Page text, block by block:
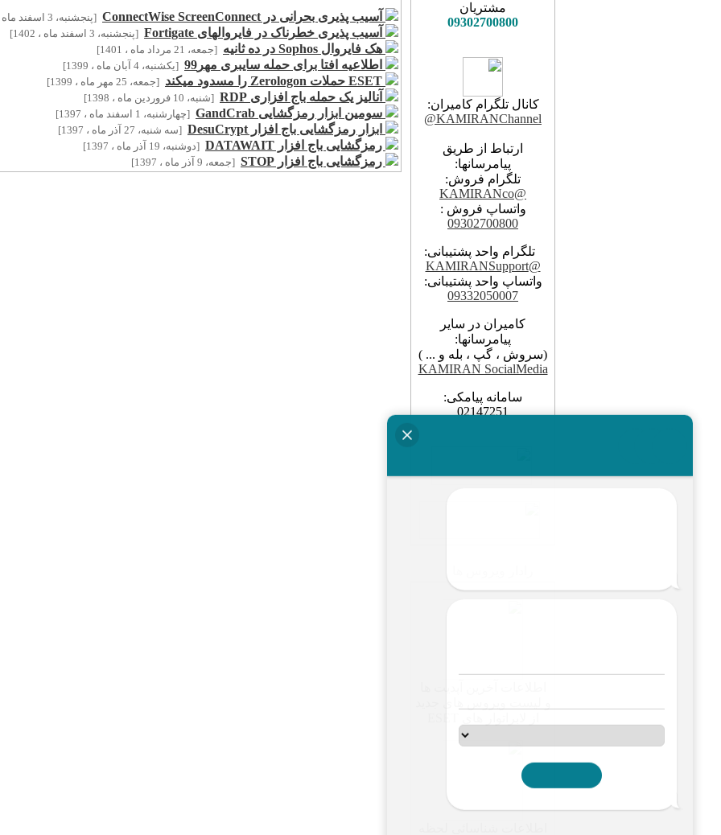
مشتریان
09302700800
کانال تلگرام کامیران:
KAMIRANChannel
@
ارتباط از طریق
پیامرسانها:
تلگرام فروش:
@KAMIRANco
واتساپ فروش :
09302700800
تلگرام واحد پشتیبانی:
@KAMIRANSupport
واتساپ واحد پشتیبانی:
09332050007
کامیران در سایر
پیامرسانها:
(سروش ، گپ ، بله و ... )
KAMIRAN SocialMedia
سامانه پیامکی:
02147251
آسیب پذیری بحرانی در ConnectWise ScreenConnect [پنجشنبه، 3 اسفند ماه ، 1402]
آسیب پذیری خطرناک در فایروالهای Fortigate [پنجشنبه، 3 اسفند ماه ، 1402]
هک فایروال Sophos در ده ثانیه [جمعه، 21 مرداد ماه ، 1401]
اطلاعیه افتا برای حمله سایبری مهر99 [يكشنبه، 4 آبان ماه ، 1399]
[جمعه، 25 مهر ماه ، 1399]
آنالیز یک حمله باج افزاری RDP [شنبه، 10 فروردين ماه ، 1398]
سومین ابزار رمزگشایی GandCrab [چهارشنبه، 1 اسفند ماه ، 1397]
ابزار رمزگشایی باج افزار DesuCrypt [سه شنبه، 27 آذر ماه ، 1397]
رمزگشایی باج افزار DATAWAIT [دوشنبه، 19 آذر ماه ، 1397]
رمزگشایی باج افزار STOP [جمعه، 9 آذر ماه ، 1397]